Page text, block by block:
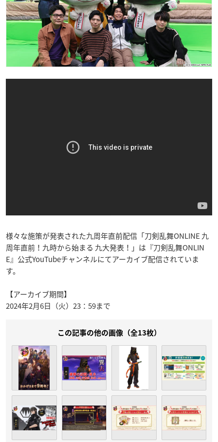
様々な施策が発表された九周年直前配信「刀剣乱舞ONLINE 九
周年直前！九時から始まる 九大発表！」は『刀剣乱舞ONLIN
E』公式YouTubeチャンネルにてアーカイブ配信されていま
す。
【アーカイブ期間】
2024年2月6日（火）23：59まで
この記事の他の画像（全13枚）